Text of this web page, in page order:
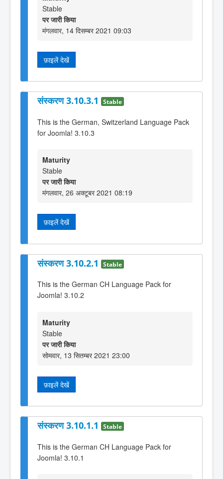
Stable
पर जारी किया
मंगलवार, 14 दिसम्बर 2021 09:03
फ़ाइलें देखें
संस्करण 3.10.3.1 Stable
This is the German, Switzerland Language Pack
for Joomla! 3.10.3
Maturity
Stable
पर जारी किया
मंगलवार, 26 अक्टूबर 2021 08:19
फ़ाइलें देखें
संस्करण 3.10.2.1 Stable
This is the German CH Language Pack for
Joomla! 3.10.2
Maturity
Stable
पर जारी किया
सोमवार, 13 सितम्बर 2021 23:00
फ़ाइलें देखें
संस्करण 3.10.1.1 Stable
This is the German CH Language Pack for
Joomla! 3.10.1